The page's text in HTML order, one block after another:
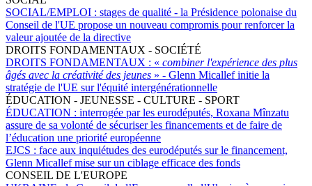
SOCIAL/EMPLOI : stages de qualité - la Présidence polonaise du
Conseil de l'UE propose un nouveau compromis pour renforcer la
valeur ajoutée de la directive
DROITS FONDAMENTAUX - SOCIÉTÉ
DROITS FONDAMENTAUX : « combiner l'expérience des plus
âgés avec la créativité des jeunes » - Glenn Micallef initie la
stratégie de l'UE sur l'équité intergénérationnelle
ÉDUCATION - JEUNESSE - CULTURE - SPORT
ÉDUCATION : interrogée par les eurodéputés, Roxana Mînzatu
assure de sa volonté de sécuriser les financements et de faire de
l’éducation une priorité européenne
EJCS : face aux inquiétudes des eurodéputés sur le financement,
Glenn Micallef mise sur un ciblage efficace des fonds
CONSEIL DE L'EUROPE